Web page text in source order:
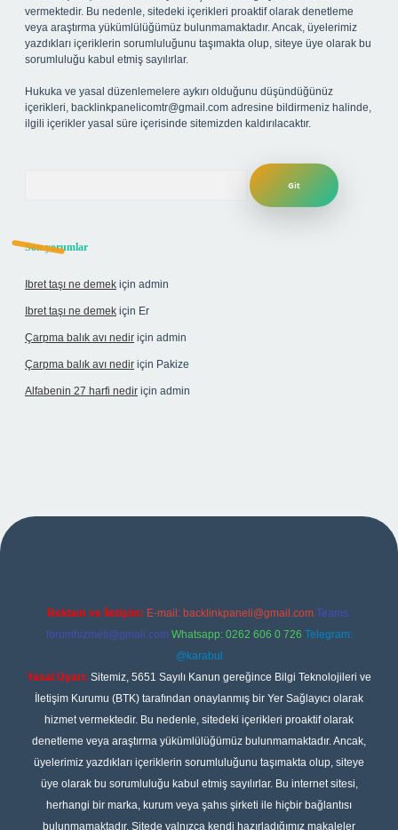
vermektedir. Bu nedenle, sitedeki içerikleri proaktif olarak denetleme
veya araştırma yükümlülüğümüz bulunmamaktadır. Ancak, üyelerimiz
yazdıkları içeriklerin sorumluluğunu taşımakta olup, siteye üye olarak bu
sorumluluğu kabul etmiş sayılırlar.
Hukuka ve yasal düzenlemelere aykırı olduğunu düşündüğünüz
içerikleri, backlinkpanelicomtr@gmail.com adresine bildirmeniz halinde,
ilgili içerikler yasal süre içerisinde sitemizden kaldırılacaktır.
Son yorumlar
Ibret taşı ne demek için admin
Ibret taşı ne demek için Er
Çarpma balık avı nedir için admin
Çarpma balık avı nedir için Pakize
Alfabenin 27 harfi nedir için admin
giriş
Reklam ve İletişim: E-mail: backlinkpaneli@gmail.com Teams:
forumhizmeti@gmail.com Whatsapp: 0262 606 0 726 Telegram:
@karabul
Yasal Uyarı: Sitemiz, 5651 Sayılı Kanun gereğince Bilgi Teknolojileri ve
İletişim Kurumu (BTK) tarafından onaylanmış bir Yer Sağlayıcı olarak
hizmet vermektedir. Bu nedenle, sitedeki içerikleri proaktif olarak
denetleme veya araştırma yükümlülüğümüz bulunmamaktadır. Ancak,
üyelerimiz yazdıkları içeriklerin sorumluluğunu taşımakta olup, siteye
üye olarak bu sorumluluğu kabul etmiş sayılırlar. Bu internet sitesi,
herhangi bir marka, kurum veya şahıs şirketi ile hiçbir bağlantısı
bulunmamaktadır. Sitede yalnızca kendi hazırladığımız makaleler